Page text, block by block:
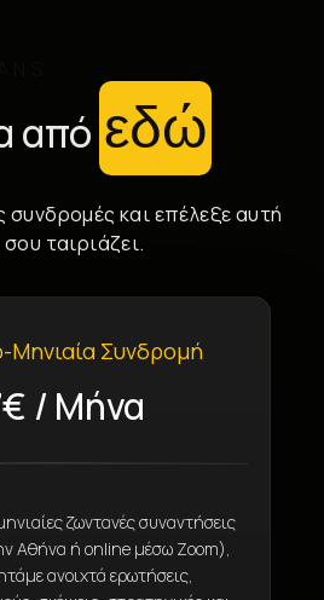
από εδώ
συνδρομές και επέλεξε αυτή
ταιριάζει.
Μηνιαία Συνδρομή
/ Μήνα
ζωντανές συναντήσεις
Αθήνα ή online μέσω Zoom),
ανοιχτά ερωτήσεις,